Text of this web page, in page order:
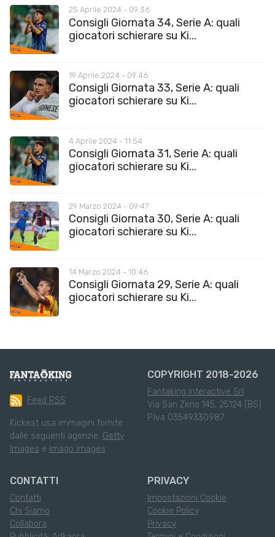
25 Aprile 2024 - 09:36
Consigli Giornata 34, Serie A: quali
giocatori schierare su Ki...
19 Aprile 2024 - 09:46
Consigli Giornata 33, Serie A: quali
giocatori schierare su Ki...
4 Aprile 2024 - 11:54
Consigli Giornata 31, Serie A: quali
giocatori schierare su Ki...
29 Marzo 2024 - 09:47
Consigli Giornata 30, Serie A: quali
giocatori schierare su Ki...
14 Marzo 2024 - 10:46
Consigli Giornata 29, Serie A: quali
giocatori schierare su Ki...
Feed RSS
Kickest usa immagini fornite
dalle seguenti agenzie: Getty
Images e Imago Images
COPYRIGHT 2018-2026
Fantaking Interactive Srl
Via San Zeno 145, 25124 (BS)
P.Iva 03549330987
CONTATTI
Contatti
Chi Siamo
Collabora
PRIVACY
Impostazioni Cookie
Cookie Policy
Privacy